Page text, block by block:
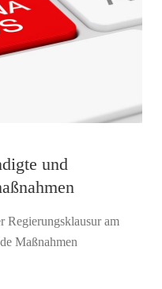
und
Regierungsklausur am
Maßnahmen